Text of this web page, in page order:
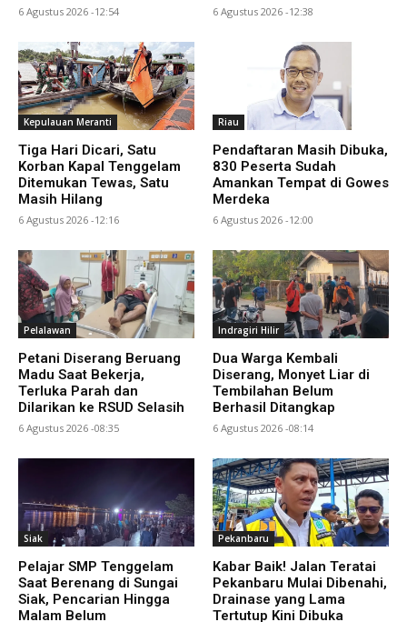
6 Agustus 2026 -12:54 6 Agustus 2026 -12:38
Kepulauan Meranti
Tiga Hari Dicari, Satu
Korban Kapal Tenggelam
Ditemukan Tewas, Satu
Masih Hilang
6 Agustus 2026 -12:16
Riau
Pendaftaran Masih Dibuka,
830 Peserta Sudah
Amankan Tempat di Gowes
Merdeka
6 Agustus 2026 -12:00
Pelalawan
Petani Diserang Beruang
Madu Saat Bekerja,
Terluka Parah dan
Dilarikan ke RSUD Selasih
6 Agustus 2026 -08:35
Indragiri Hilir
Dua Warga Kembali
Diserang, Monyet Liar di
Tembilahan Belum
Berhasil Ditangkap
6 Agustus 2026 -08:14
Siak
Pelajar SMP Tenggelam
Saat Berenang di Sungai
Siak, Pencarian Hingga
Malam Belum
Pekanbaru
Kabar Baik! Jalan Teratai
Pekanbaru Mulai Dibenahi,
Drainase yang Lama
Tertutup Kini Dibuka